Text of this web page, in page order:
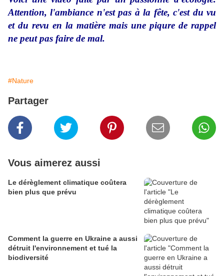
Attention, l'ambiance n'est pas à la fête, c'est du vu
et du revu en la matière mais une piqure de rappel
ne peut pas faire de mal.
#Nature
Partager
Vous aimerez aussi
Le dérèglement climatique coûtera
bien plus que prévu
Comment la guerre en Ukraine a aussi
détruit l'environnement et tué la
biodiversité